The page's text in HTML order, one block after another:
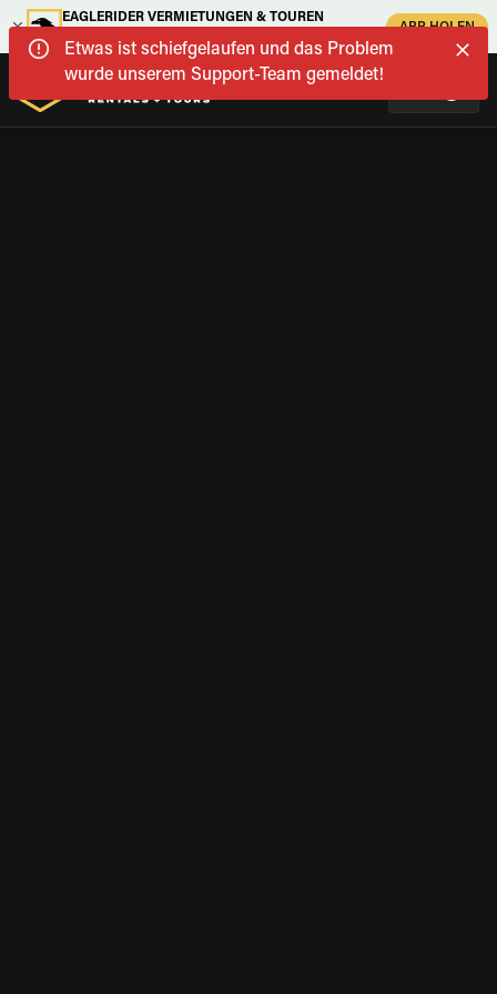
EAGLERIDER VERMIETUNGEN & TOUREN
APP HOLEN
Etwas ist schiefgelaufen und das Problem
wurde unserem Support-Team gemeldet!